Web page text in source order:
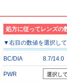
処方に従ってレンズの
▼右目の数値を選択し
BC/DIA 8.7/14.0
PWR